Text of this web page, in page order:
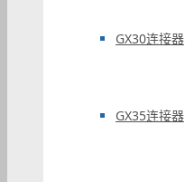
GX30连接器
GX35连接器